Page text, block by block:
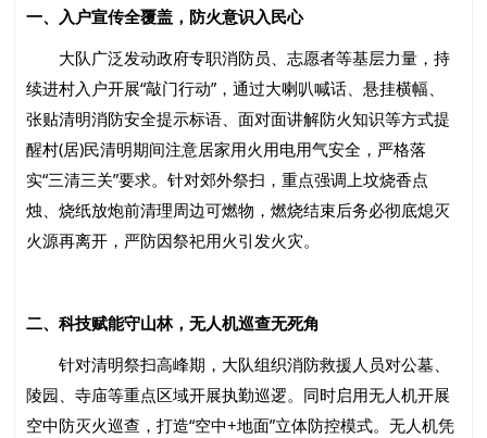
一、入户宣传全覆盖，防火意识入民心
大队广泛发动政府专职消防员、志愿者等基层力量，持
续进村入户开展“敲门行动”，通过大喇叭喊话、悬挂横幅、
张贴清明消防安全提示标语、面对面讲解防火知识等方式提
醒村(居)民清明期间注意居家用火用电用气安全，严格落
实“三清三关”要求。针对郊外祭扫，重点强调上坟烧香点
烛、烧纸放炮前清理周边可燃物，燃烧结束后务必彻底熄灭
火源再离开，严防因祭祀用火引发火灾。
二、科技赋能守山林，无人机巡查无死角
针对清明祭扫高峰期，大队组织消防救援人员对公墓、
陵园、寺庙等重点区域开展执勤巡逻。同时启用无人机开展
空中防灭火巡查，打造“空中+地面”立体防控模式。无人机凭